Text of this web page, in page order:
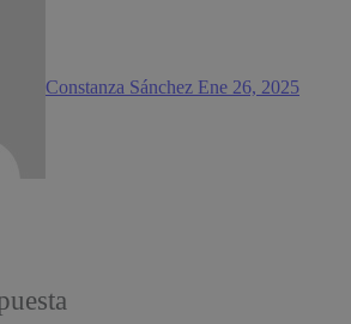
Constanza Sánchez Ene 26, 2025